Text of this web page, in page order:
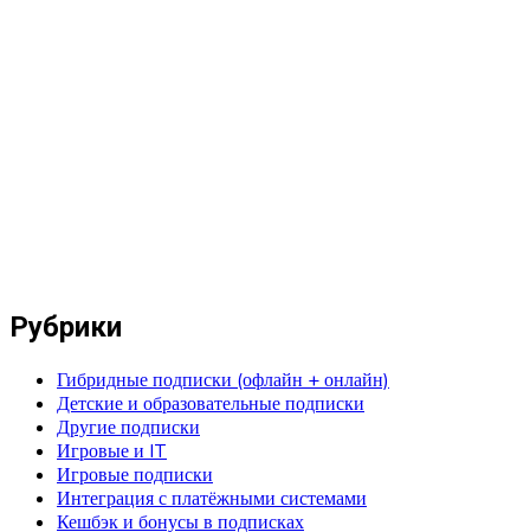
Рубрики
Гибридные подписки (офлайн + онлайн)
Детские и образовательные подписки
Другие подписки
Игровые и IT
Игровые подписки
Интеграция с платёжными системами
Кешбэк и бонусы в подписках